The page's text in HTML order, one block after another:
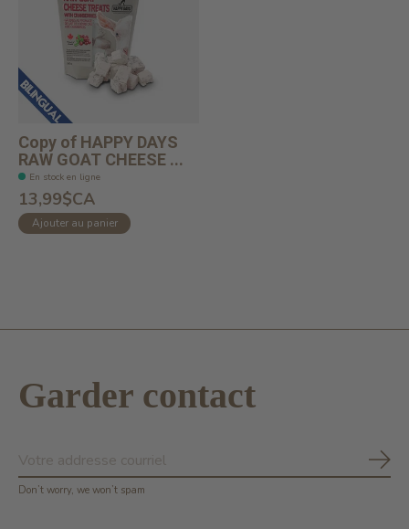
Copy of HAPPY DAYS
RAW GOAT CHEESE ...
En stock en ligne
13,99$CA
Ajouter au panier
Garder contact
Don’t worry, we won’t spam